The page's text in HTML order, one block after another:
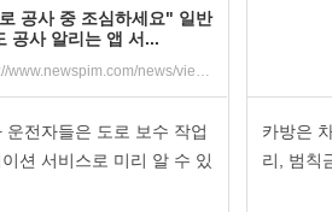
공사 중 조심하세요" 일반
공사 알리는 앱 서...
http://www.newspim.com/news/view/20190718000338
전자들은 도로 보수 작업
션 서비스로 미리 알 수 있
카방은
리, 범칙